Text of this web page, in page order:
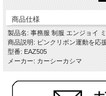
商品仕様
製品名: 事務服 制服 エンジョイ
商品説明: ピンクリボン運動を応
型番: EAZ505
メーカー: カーシーカシマ